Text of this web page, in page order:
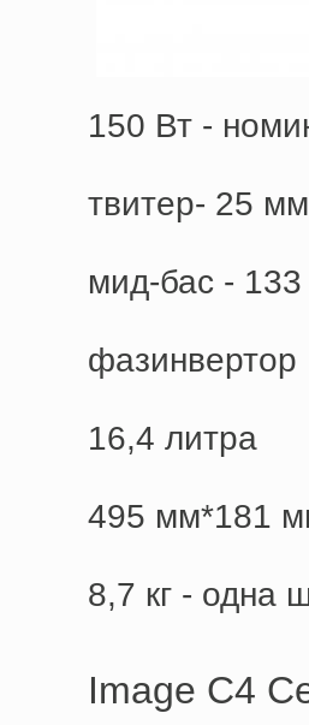
150 Вт -
твитер- 25
мид-бас -
фазинвертор
16,4 литра
495 мм*181
8,7 кг - одна
Image C4